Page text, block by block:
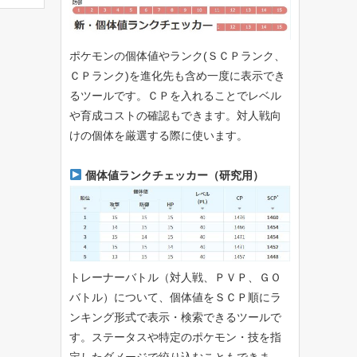
ポケモンの個体値やランク(ＳＣＰランク、
ＣＰランク)を進化先も含め一度に表示でき
るツールです。ＣＰを入れることでレベル
や育成コストの確認もできます。対人戦向
けの個体を厳選する際に使います。
個体値ランクチェッカー（研究用）
トレーナーバトル（対人戦、ＰＶＰ、ＧＯ
バトル）について、個体値をＳＣＰ順にラ
ンキング形式で表示・検索できるツールで
す。ステータスや特定のポケモン・技を指